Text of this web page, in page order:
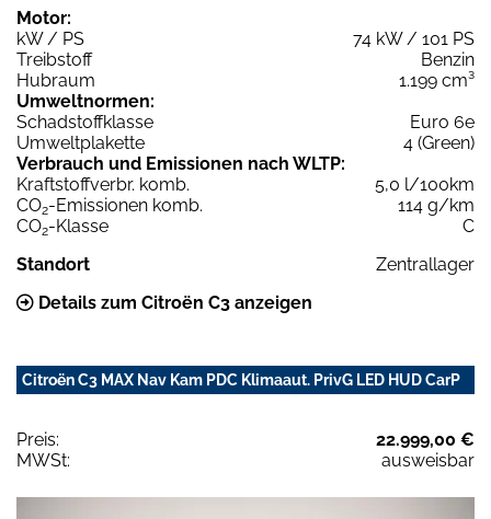
Motor:
kW / PS
74 kW / 101 PS
Treibstoff
Benzin
Hubraum
1.199 cm³
Umweltnormen:
Schadstoffklasse
Euro 6e
Umweltplakette
4 (Green)
Verbrauch und Emissionen nach WLTP:
Kraftstoffverbr. komb.
5,0 l/100km
CO2-Emissionen komb.
114 g/km
CO2-Klasse
C
Standort
Zentrallager
Details zum Citroën C3 anzeigen
Citroën C3 MAX Nav Kam PDC Klimaaut. PrivG LED HUD CarP
Preis:
22.999,00 €
MWSt:
ausweisbar